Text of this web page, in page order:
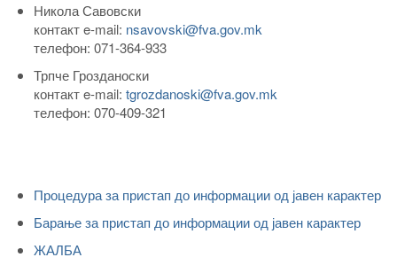
Никола Савовски
контакт e-mail: nsavovski@fva.gov.mk
телефон: 071-364-933
Трпче Грозданоски
контакт e-mail: tgrozdanoski@fva.gov.mk
телефон: 070-409-321
Процедура за пристап до информации од јавен карактер
Барање за пристап до информации од јавен карактер
ЖАЛБА